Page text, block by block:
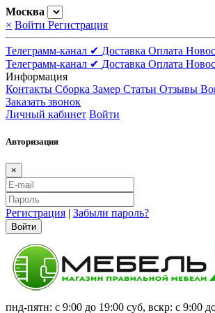
Москва
× Войти Регистрация
Телеграмм-канал ✔ Доставка Оплата
Телеграмм-канал ✔ Доставка Оплата
Информация
Контакты Сборка Замер Статьи Отзывы
Заказать звонок
Личный кабинет Войти
Авторизация
×
Регистрация | Забыли пароль?
Войти
пнд-пятн: с 9:00 до 19:00 суб, вскр: с 9:00